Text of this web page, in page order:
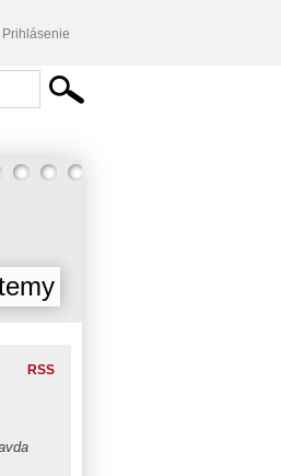
Prihlásenie
RSS